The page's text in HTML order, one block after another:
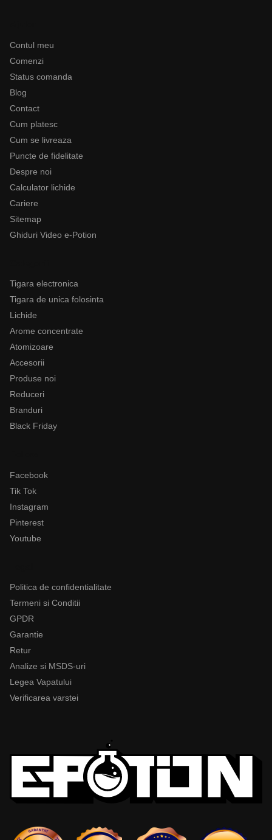
Contul meu
Comenzi
Status comanda
Blog
Contact
Cum platesc
Cum se livreaza
Puncte de fidelitate
Despre noi
Calculator lichide
Cariere
Sitemap
Ghiduri Video e-Potion
Tigara electronica
Tigara de unica folosinta
Lichide
Arome concentrate
Atomizoare
Accesorii
Produse noi
Reduceri
Branduri
Black Friday
Facebook
Tik Tok
Instagram
Pinterest
Youtube
Politica de confidentialitate
Termeni si Conditii
GPDR
Garantie
Retur
Analize si MSDS-uri
Legea Vapatului
Verificarea varstei